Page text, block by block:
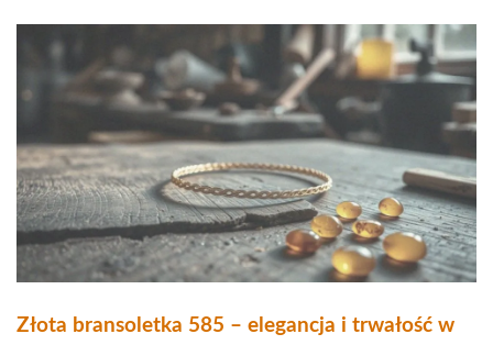
Złota bransoletka 585 – elegancja i trwałość w